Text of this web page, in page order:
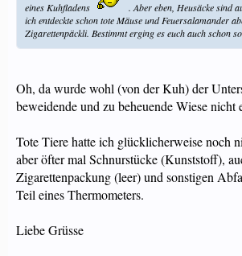
eines Kuhfladens
. Aber eben, Heusäcke sind
ich entdeckte schon tote Mäuse und Feuersalamander
Zigarettenpäckli. Bestimmt erging es euch auch schon
Oh, da wurde wohl (von der Kuh) der
beweidende und zu beheuende Wiese nicht
Tote Tiere hatte ich glücklicherweise noch
aber öfter mal Schnurstücke (Kunststoff),
Zigarettenpackung (leer) und sonstigen
Teil eines Thermometers.
Liebe Grüsse